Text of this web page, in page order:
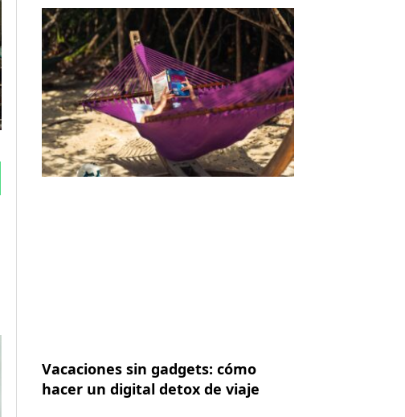
Vacaciones sin gadgets: cómo
hacer un digital detox de viaje